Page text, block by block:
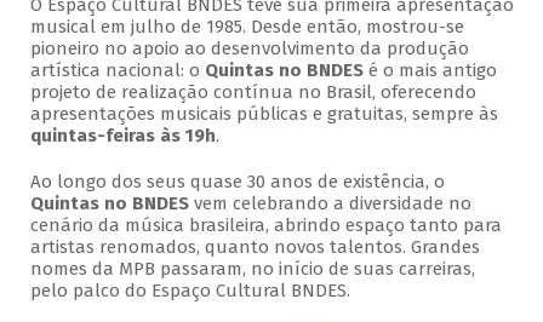
O Espaço Cultural BNDES teve sua primeira apresentação
musical em julho de 1985. Desde então, mostrou-se
pioneiro no apoio ao desenvolvimento da produção
artística nacional: o Quintas no BNDESé o mais antigo
projeto de realização contínua no Brasil, oferecendo
apresentações musicais públicas e gratuitas, sempre às
quintas-feiras às 19h.
Ao longo dos seus quase 30 anos de existência, o
Quintas no BNDESvem celebrando a diversidade no
cenário da música brasileira, abrindo espaço tanto para
artistas renomados, quanto novos talentos. Grandes
nomes da MPB passaram, no início de suas carreiras,
pelo palco do Espaço Cultural BNDES.